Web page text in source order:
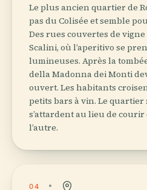
Le plus ancien quartier de
pas du Colisée et semble
Des rues couvertes de
Scalini, où l’aperitivo se
lumineuses. Après la
della Madonna dei Monti
ouvert. Les habitants
petits bars à vin. Le
s’attardent au lieu de courir
l’autre.
04